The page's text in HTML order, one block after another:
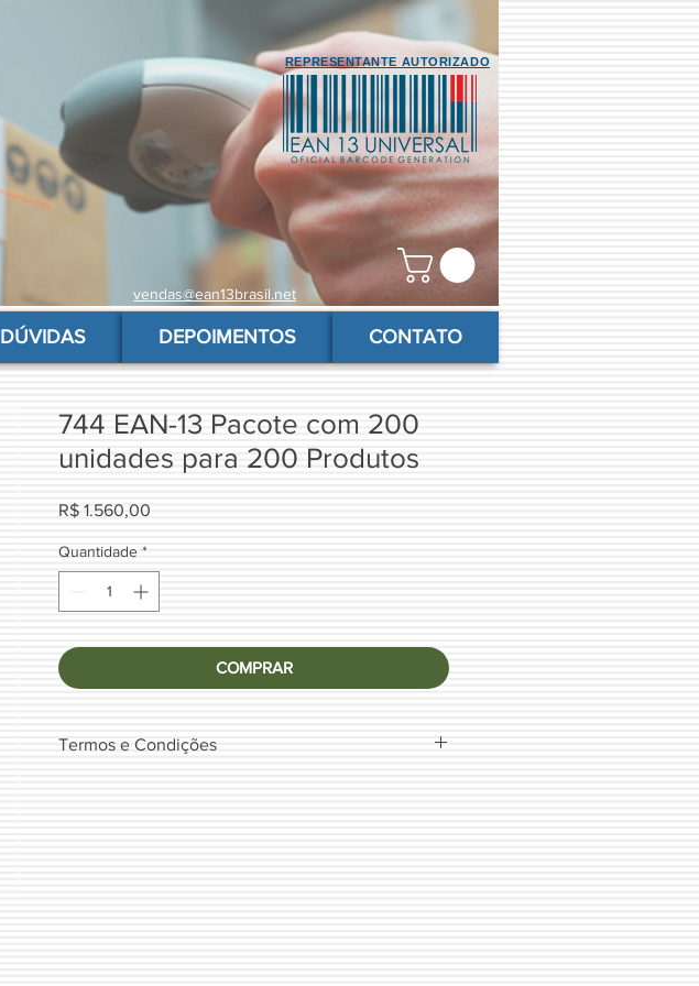
vendas@ean13brasil.net
REPRESENTANTE AUTORIZADO
DÚVIDAS DEPOIMENTOS CONTATO
744 EAN-13 Pacote com 200
unidades para 200 Produtos
R$ 1.560,00
Quantidade *
COMPRAR
Termos e Condições